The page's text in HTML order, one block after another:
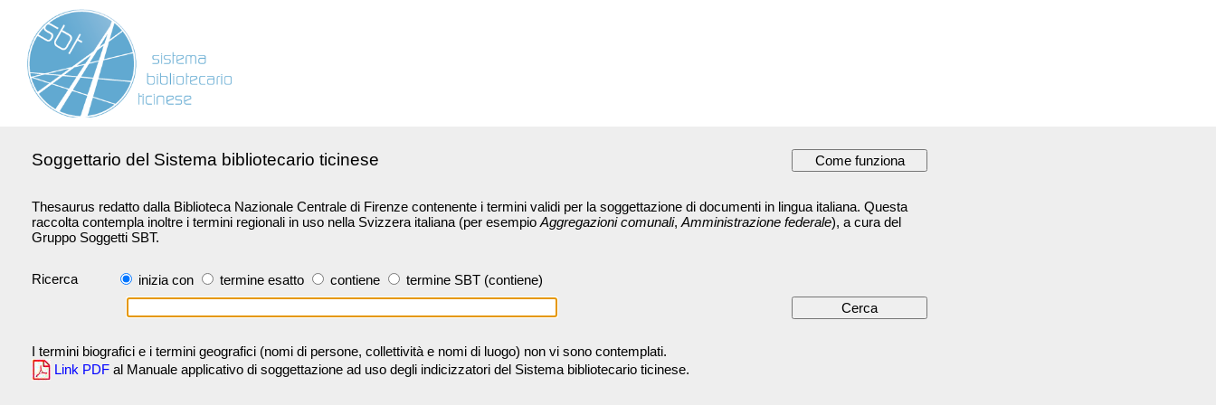
Soggettario del Sistema bibliotecario ticinese
Thesaurus redatto dalla Biblioteca Nazionale Centrale di Firenze contenente i termini validi per la soggettazione di documenti in lingua italiana. Questa
raccolta contempla inoltre i termini regionali in uso nella Svizzera italiana (per esempio Aggregazioni comunali, Amministrazione federale), a cura del
Gruppo Soggetti SBT.
Ricerca inizia con termine esatto contiene termine SBT (contiene)
I termini biografici e i termini geografici (nomi di persone, collettività e nomi di luogo) non vi sono contemplati.
Link PDF al Manuale applicativo di soggettazione ad uso degli indicizzatori del Sistema bibliotecario ticinese.